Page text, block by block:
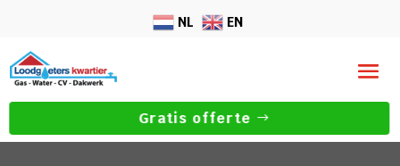
NL EN
Gratis offerte